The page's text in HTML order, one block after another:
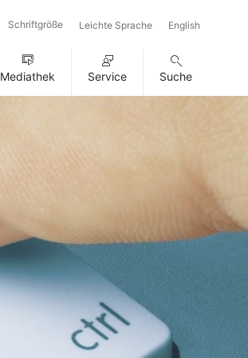
Schriftgröße Leichte Sprache English
Mediathek Service Suche